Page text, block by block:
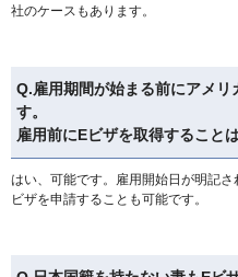
社のケースもあります。
Q.雇用期間が始まる前にアメリ
す。
雇用前にEビザを取得すること
はい、可能です。雇用開始日が明記
ビザを申請することも可能です。